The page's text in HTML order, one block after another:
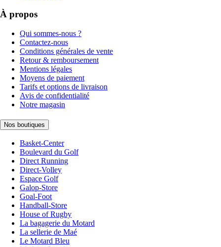
À propos
Qui sommes-nous ?
Contactez-nous
Conditions générales de vente
Retour & remboursement
Mentions légales
Moyens de paiement
Tarifs et options de livraison
Avis de confidentialité
Notre magasin
Nos boutiques
Basket-Center
Boulevard du Golf
Direct Running
Direct-Volley
Espace Golf
Galop-Store
Goal-Foot
Handball-Store
House of Rugby
La bagagerie du Motard
La sellerie de Maé
Le Motard Bleu